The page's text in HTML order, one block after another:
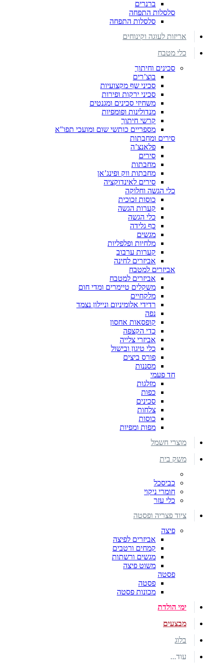
ברנרים
סלסלות התפחה
סלסלות התפחה
אריזות לעוגה וקינוחים
כלי מטבח
סכינים וחיתוך
בוצ’רים
סכיני שף מקצועיות
סכיני ירקות ופירות
משחיזי סכינים ומגנטים
מנדולינות ופומפיות
קרשי חיתוך
מספריים כותשי שום ומועכי תפו"א
סירים ומחבתות
פלאנצ’ה
סירים
מחבתות
מחבתות ווק ופינג’אן
סירים לאינדוקציה
כלי הגשה וחלוקה
כוסות זכוכית
קערות הגשה
כלי הגשה
כף גלידה
מגשים
מלחיות ופלפליות
קערות ערבוב
אביזרים לחינה
אביזרים למטבח
אביזרים למטבח
משקלים טיימרים ומדי חום
מלקחיים
רדידי אלומיניום וניילון נצמד
נפה
קופסאות אחסון
כדי הקצפה
אביזרי צלייה
כלי טיגון ובישול
פורס ביצים
מסננות
חד פעמי
מזלגות
כפות
סכינים
צלחות
כוסות
מפות ומפיות
מוצרי חשמל
משק בית
כביסכל
חומרי ניקוי
כלי עזר
ציוד פצריה ופסטה
פיצה
אביזרים לפיצה
קמחים ורטבים
מגשים ורשתות
משוט פיצה
פסטה
פסטה
מכונות פסטה
ימי הולדת
מבצעים
בלוג
עוד...